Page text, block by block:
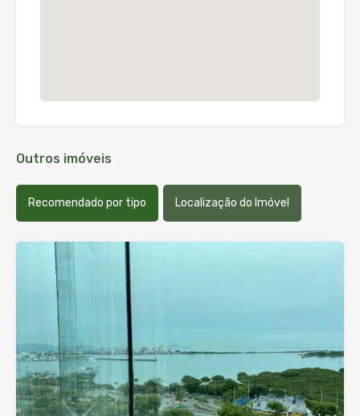
Outros imóveis
Recomendado por tipo Localização do Imóvel